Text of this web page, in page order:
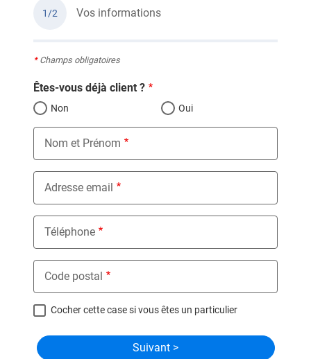
1/2 Vos informations
*Champs obligatoires
Êtes-vous déjà client ?
Non Oui
Nom et Prénom
Adresse email
Téléphone
Code postal
Cocher cette case si vous êtes un particulier